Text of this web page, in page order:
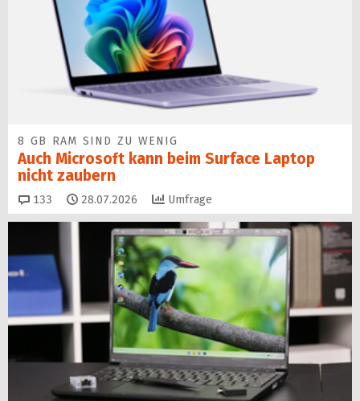
8 GB RAM SIND ZU WENIG
Auch Microsoft kann beim Surface Laptop
nicht zaubern
133 Kommentare
28.07.2026 Umfrage